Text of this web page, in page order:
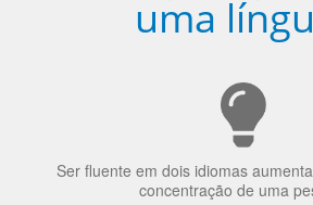
Porquê
uma